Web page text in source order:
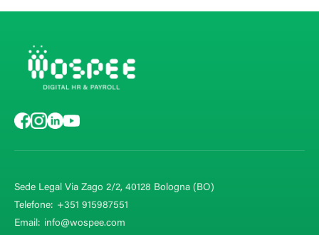
Sede Legal Via Zago 2/2, 40128 Bologna (BO)
Telefone: +351 915987551
Email: info@wospee.com